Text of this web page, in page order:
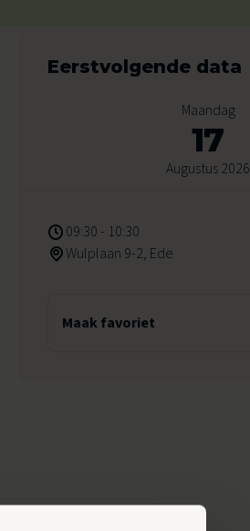
Eerstvolgende data
Maandag
17
Augustus 2026
09:30 - 10:30
Wulplaan 9-2, Ede
Maak favoriet